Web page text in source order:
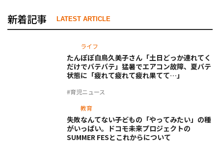
新着記事 LATEST ARTICLE
ライフ
#育児ニュース
たんぽぽ白鳥久美子さん「土日どっか連れてく
だけでバテバテ」猛暑でエアコン故障、夏バテ
状態に「疲れて疲れて疲れ果てて…」
教育
失敗なんてない――子どもの「やってみたい」の種
がいっぱい。ドコモ未来プロジェクトの
SUMMER FESとこれからについて